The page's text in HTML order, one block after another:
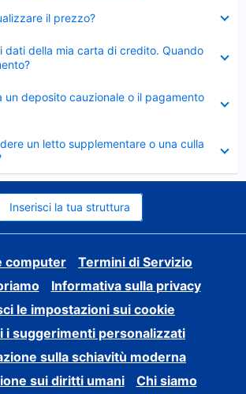
il prezzo?
dati della mia carta di credito. Quando
un deposito cauzionale o il pagamento
un letto supplementare o una culla
Inserisci la tua struttura
computer
Termini di Servizio
Informativa sulla privacy
le impostazioni sui cookie
i suggerimenti personalizzati
sulla schiavitù moderna
sui diritti umani
Chi siamo